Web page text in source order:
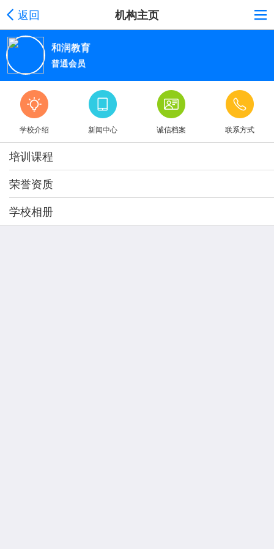
返回 机构主页
和润教育
普通会员
学校介绍 新闻中心 诚信档案 联系方式
培训课程
荣誉资质
学校相册